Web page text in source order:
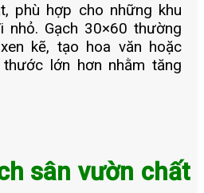
phù hợp cho những khu
Gạch 30×60 thường
kẽ, tạo hoa văn hoặc
lớn hơn nhằm tăng
sân vườn chất